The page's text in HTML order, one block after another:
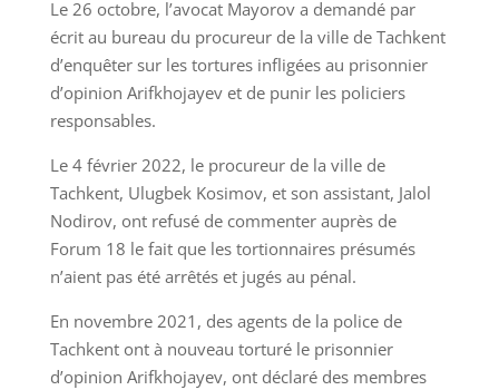
Le 26 octobre, l’avocat Mayorov a demandé par
écrit au bureau du procureur de la ville de Tachkent
d’enquêter sur les tortures infligées au prisonnier
d’opinion Arifkhojayev et de punir les policiers
responsables.
Le 4 février 2022, le procureur de la ville de
Tachkent, Ulugbek Kosimov, et son assistant, Jalol
Nodirov, ont refusé de commenter auprès de
Forum 18 le fait que les tortionnaires présumés
n’aient pas été arrêtés et jugés au pénal.
En novembre 2021, des agents de la police de
Tachkent ont à nouveau torturé le prisonnier
d’opinion Arifkhojayev, ont déclaré des membres